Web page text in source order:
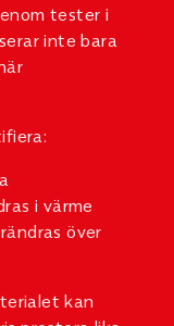
tester i
inte bara
i värme
över
kan